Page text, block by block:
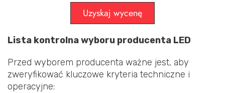
Uzyskaj wycenę
Lista kontrolna wyboru producenta LED
Przed wyborem producenta ważne jest, aby
zweryfikować kluczowe kryteria techniczne i
operacyjne: